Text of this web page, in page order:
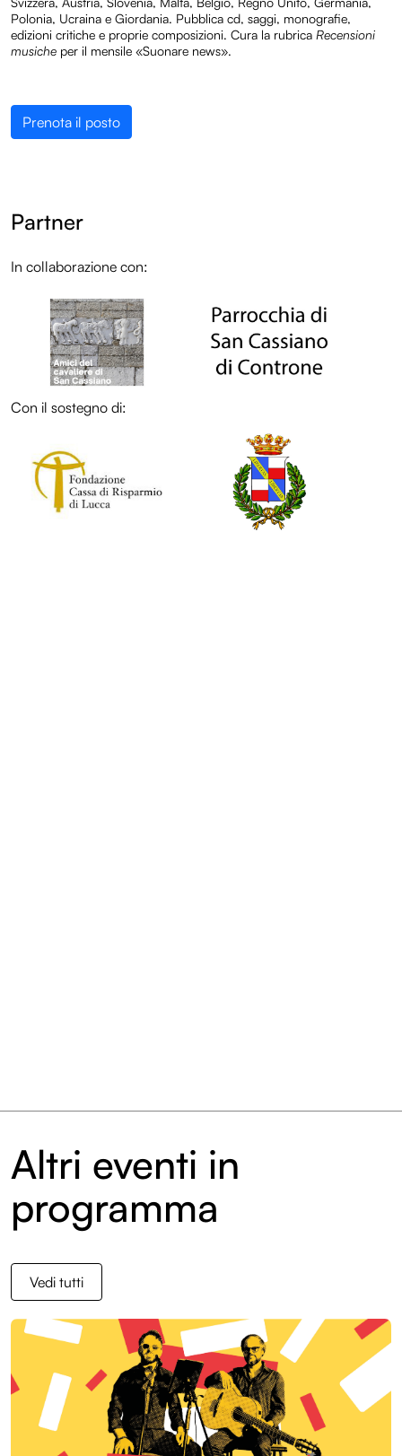
Programma
Entroterre Experience
Biglietteria
Polonia, Ucraina e Giordania. Pubblica cd, saggi, monografie,
edizioni critiche e proprie composizioni. Cura la rubrica Recensioni
musiche per il mensile «Suonare news».
Prenota il posto
Partner
In collaborazione con:
Con il sostegno di:
Altri eventi in
programma
Vedi tutti